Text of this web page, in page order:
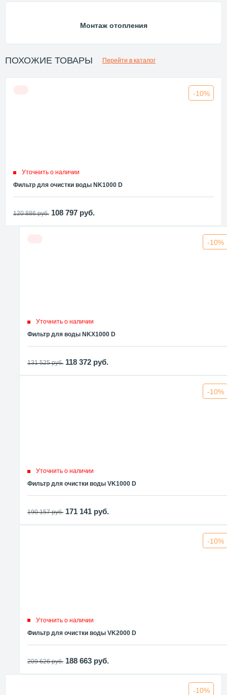
Монтаж отопления
ПОХОЖИЕ ТОВАРЫ Перейти в каталог
-10%
Уточнить о наличии
Фильтр для очистки воды NK1000 D
120 886руб. 108 797 руб.
-10%
Уточнить о наличии
Фильтр для воды NKX1000 D
131 525руб. 118 372 руб.
-10%
Уточнить о наличии
Фильтр для очистки воды VK1000 D
190 157руб. 171 141 руб.
-10%
Уточнить о наличии
Фильтр для очистки воды VK2000 D
209 626руб. 188 663 руб.
-10%